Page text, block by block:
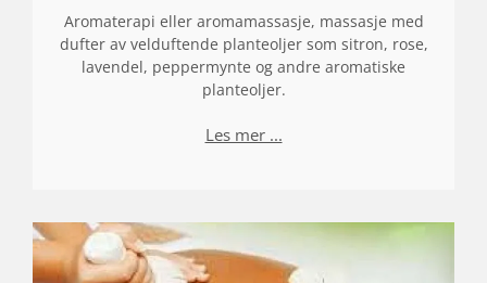
Aromaterapi eller aromamassasje, massasje med
dufter av velduftende planteoljer som sitron, rose,
lavendel, peppermynte og andre aromatiske
planteoljer.
Les mer ...